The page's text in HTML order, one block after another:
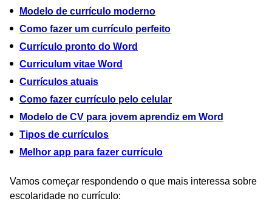
Modelo de currículo moderno
Como fazer um currículo perfeito
Currículo pronto do Word
Curriculum vitae Word
Currículos atuais
Como fazer currículo pelo celular
Modelo de CV para jovem aprendiz em Word
Tipos de currículos
Melhor app para fazer currículo
Vamos começar respondendo o que mais interessa sobre
escolaridade no currículo: